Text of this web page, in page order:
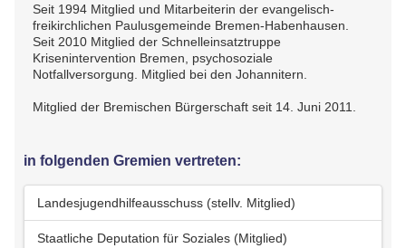
Seit 1994 Mitglied und Mitarbeiterin der evangelisch-
freikirchlichen Paulusgemeinde Bremen-Habenhausen.
Seit 2010 Mitglied der Schnelleinsatztruppe
Krisenintervention Bremen, psychosoziale
Notfallversorgung. Mitglied bei den Johannitern.
Mitglied der Bremischen Bürgerschaft seit 14. Juni 2011.
in folgenden Gremien vertreten:
Landesjugendhilfeausschuss (stellv. Mitglied)
Staatliche Deputation für Soziales (Mitglied)